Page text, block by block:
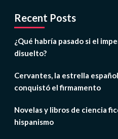
Recent Posts
¿Qué habría pasado si el
disuelto?
Cervantes, la estrella
conquistó el firmamento
Novelas y libros de ciencia
hispanismo